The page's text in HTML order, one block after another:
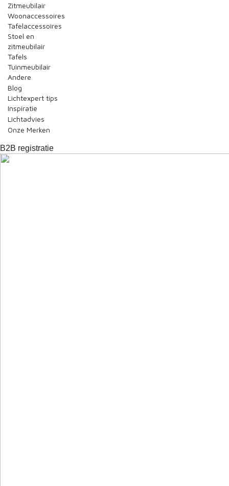
Zitmeubilair
Woonaccessoires
Tafelaccessoires
Stoel en
zitmeubilair
Tafels
Tuinmeubilair
Andere
Blog
Lichtexpert tips
Inspiratie
Lichtadvies
Onze Merken
B2B registratie